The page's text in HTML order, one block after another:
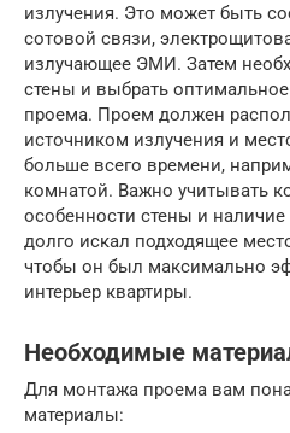
излучения. Это может быть
сотовой связи,
излучающее ЭМИ. Затем
стены и выбрать
проема. Проем должен
источником излучения и
больше всего времени,
комнатой. Важно учитывать
особенности стены и
долго искал подходящее
чтобы он был максимально
интерьер квартиры.
Необходимые
Для монтажа проема вам
материалы: